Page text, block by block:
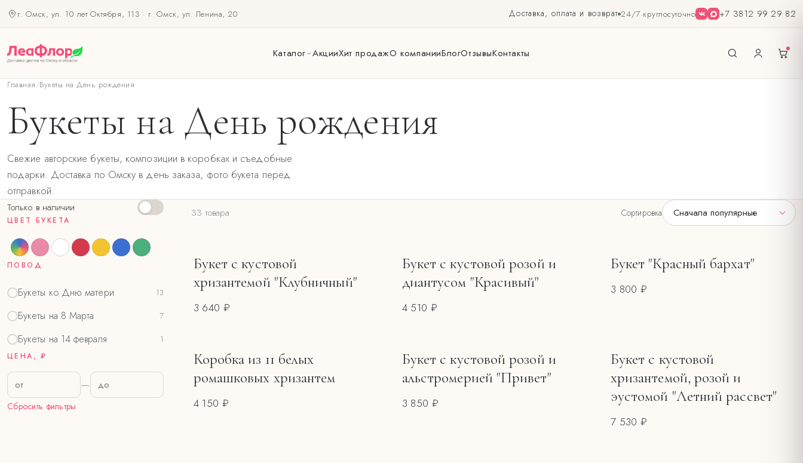
г. Омск, ул. 10 лет Октября, 113 · г. Омск, ул. Ленина, 20 Доставка, оплата и возврат 24/7·круглосуточно +7 3812 99 29 82
Каталог АкцииХит продажО компанииБлогОтзывыКонтакты
Главная/Букеты на День рождения
Букеты на День рождения
Свежие авторские букеты, композиции в коробках и съедобные
подарки. Доставка по Омску в день заказа, фото букета перед
отправкой.
Только в наличии
ЦВЕТ БУКЕТА
ПОВОД
Букеты ко Дню матери 13
Букеты на 8 Марта 7
Букеты на 14 февраля 1
ЦЕНА, ₽
—
Сбросить фильтры
33 товара Сортировка Сначала популярные
Букет с кустовой
хризантемой "Клубничный"
3 640 ₽
Букет с кустовой розой и
диантусом "Красивый"
4 510 ₽
Букет "Красный бархат"
3 800 ₽
Коробка из 11 белых
ромашковых хризантем
4 150 ₽
Букет с кустовой розой и
альстромерией "Привет"
3 850 ₽
Букет с кустовой
хризантемой, розой и
эустомой "Летний рассвет"
7 530 ₽